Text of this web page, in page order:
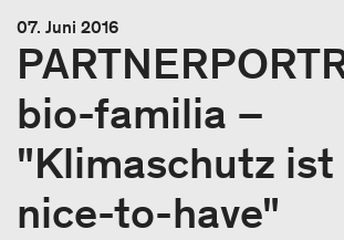
07. Juni 2016
bio-familia –
"Klimaschutz ist
nice-to-have"